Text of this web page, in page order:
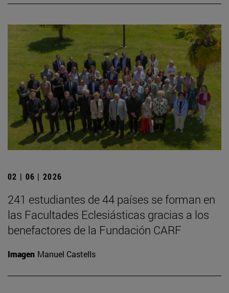
02 | 06 | 2026
241 estudiantes de 44 países se forman en
las Facultades Eclesiásticas gracias a los
benefactores de la Fundación CARF
Imagen Manuel Castells